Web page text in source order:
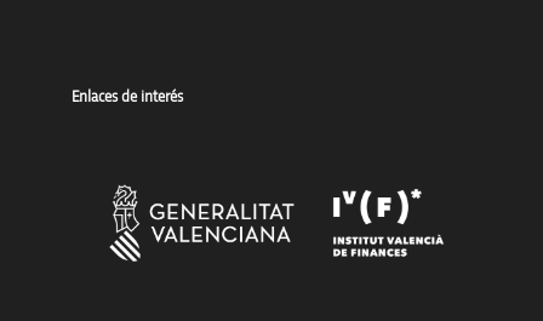
Enlaces de interés